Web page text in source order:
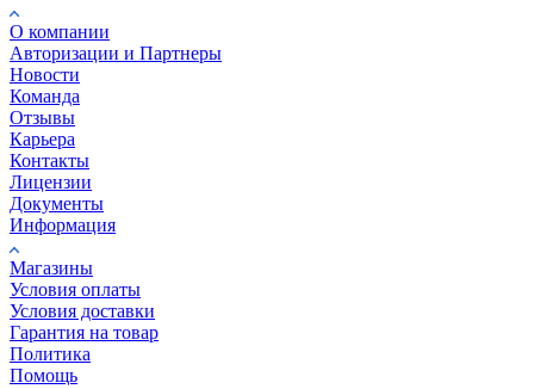
О компании
Авторизации и Партнеры
Новости
Команда
Отзывы
Карьера
Контакты
Лицензии
Документы
Информация
Магазины
Условия оплаты
Условия доставки
Гарантия на товар
Политика
Помощь